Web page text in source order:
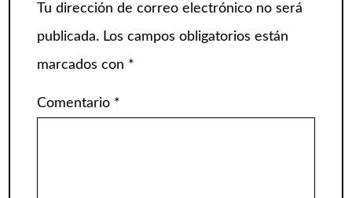
Tu dirección de correo electrónico no será
publicada. Los campos obligatorios están
marcados con *
Comentario *